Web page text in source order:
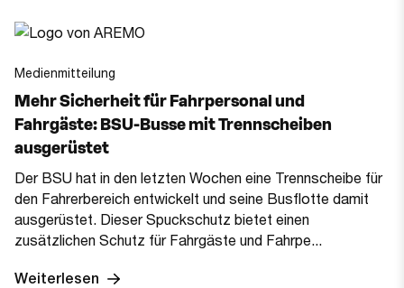
Mehr Sicherheit für Fahrpersonal und
Fahrgäste: BSU-Busse mit Trennscheiben
ausgerüstet
Medienmitteilung
Der BSU hat in den letzten Wochen eine Trennscheibe für
den Fahrerbereich entwickelt und seine Busflotte damit
ausgerüstet. Dieser Spuckschutz bietet einen
zusätzlichen Schutz für Fahrgäste und Fahrpe...
Weiterlesen